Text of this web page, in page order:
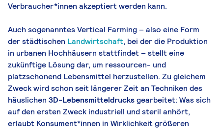
Verbraucher*innen akzeptiert werden kann.
Auch sogenanntes Vertical Farming – also eine Form
der städtischen Landwirtschaft, bei der die Produktion
in urbanen Hochhäusern stattfindet – stellt eine
zukünftige Lösung dar, um ressourcen- und
platzschonend Lebensmittel herzustellen. Zu gleichem
Zweck wird schon seit längerer Zeit an Techniken des
häuslichen 3D-Lebensmitteldrucksgearbeitet: Was sich
auf den ersten Zweck industriell und steril anhört,
erlaubt Konsument*innen in Wirklichkeit größeren